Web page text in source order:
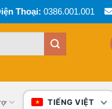
Thoại: 0386.001.001
TIẾNG VIỆT